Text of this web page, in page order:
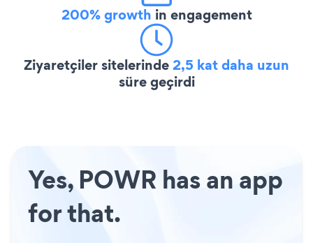
200% growth in engagement
Ziyaretçiler sitelerinde2,5 kat daha uzun
süre geçirdi
Yes, POWR has an app
for that.